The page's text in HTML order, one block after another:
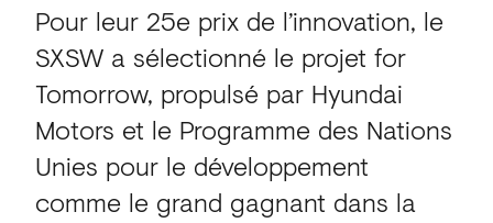
Pour leur 25e prix de l’innovation, le
SXSW a sélectionné le projet for
Tomorrow, propulsé par Hyundai
Motors et le Programme des Nations
Unies pour le développement
comme le grand gagnant dans la